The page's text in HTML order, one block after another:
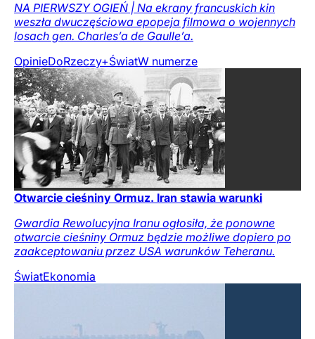
NA PIERWSZY OGIEŃ | Na ekrany francuskich kin
weszła dwuczęściowa epopeja filmowa o wojennych
losach gen. Charles’a de Gaulle’a.
OpinieDoRzeczy+ŚwiatW numerze
Otwarcie cieśniny Ormuz. Iran stawia warunki
Gwardia Rewolucyjna Iranu ogłosiła, że ponowne
otwarcie cieśniny Ormuz będzie możliwe dopiero po
zaakceptowaniu przez USA warunków Teheranu.
ŚwiatEkonomia